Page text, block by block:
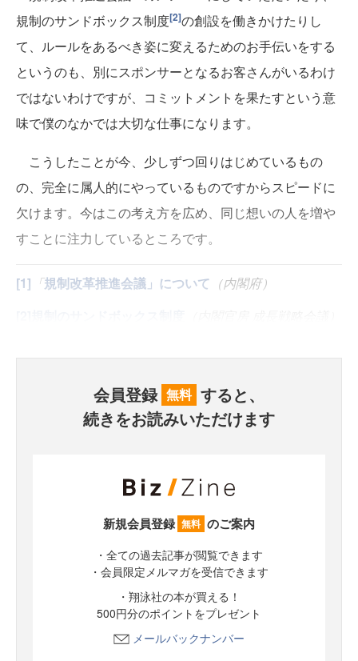
規制のサンドボックス制度[2]の創設を働きかけたりし
て、ルールをあるべき姿に変えるためのお手伝いをする
というのも、別にスポンサーとなるお客さんがいるわけ
ではないわけですが、コミットメントを果たすという意
味で僕のなかでは大切な仕事になります。
こうしたことが今、少しずつ回りはじめているもの
の、完全に属人的にやっているものですからスピードに
欠けます。今はこの考え方を広め、同じ想いの人を増や
すことに注力しているところです。
[1] 「規制改革推進会議」について （内閣府）
会員登録 無料 すると、
続きをお読みいただけます
新規会員登録 無料 のご案内
・全ての過去記事が閲覧できます
・会員限定メルマガを受信できます
・翔泳社の本が買える！
500円分のポイントをプレゼント
メールバックナンバー